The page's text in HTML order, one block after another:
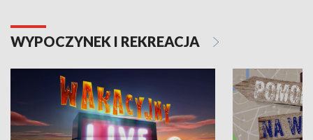
WYPOCZYNEK I REKREACJA